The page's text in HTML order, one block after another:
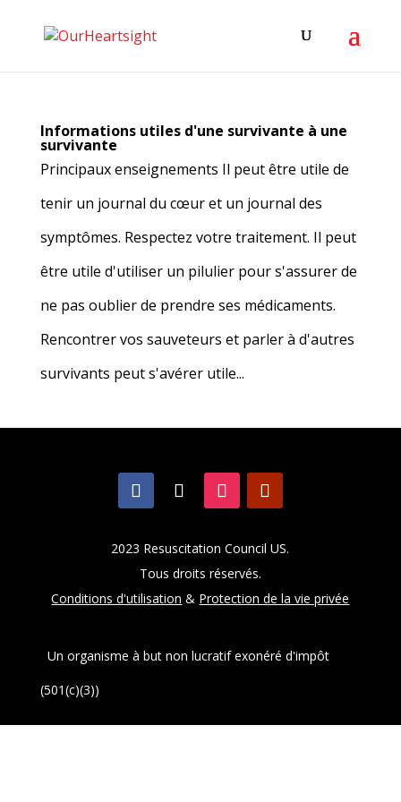
Informations utiles d'une survivante à une
survivante
Principaux enseignements Il peut être utile de
tenir un journal du cœur et un journal des
symptômes. Respectez votre traitement. Il peut
être utile d'utiliser un pilulier pour s'assurer de
ne pas oublier de prendre ses médicaments.
Rencontrer vos sauveteurs et parler à d'autres
survivants peut s'avérer utile...
2023 Resuscitation Council US.
Tous droits réservés.
Conditions d'utilisation & Protection de la vie privée
Un organisme à but non lucratif exonéré d'impôt
(501(c)(3))